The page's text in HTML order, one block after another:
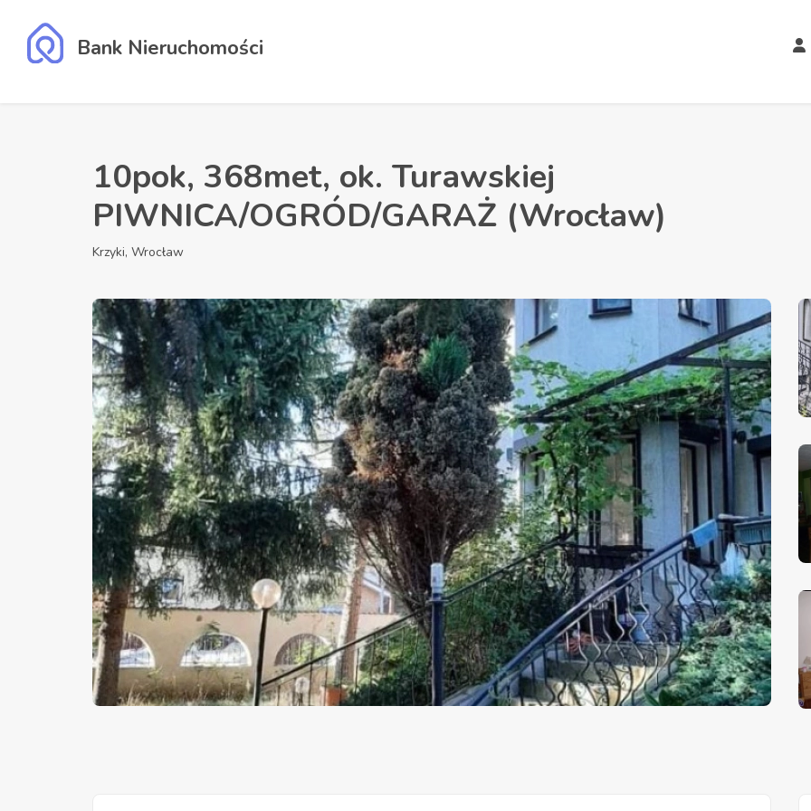
Bank Nieruchomości
10pok, 368met, ok. Turawskiej
PIWNICA/OGRÓD/GARAŻ (Wrocław)
Krzyki, Wrocław